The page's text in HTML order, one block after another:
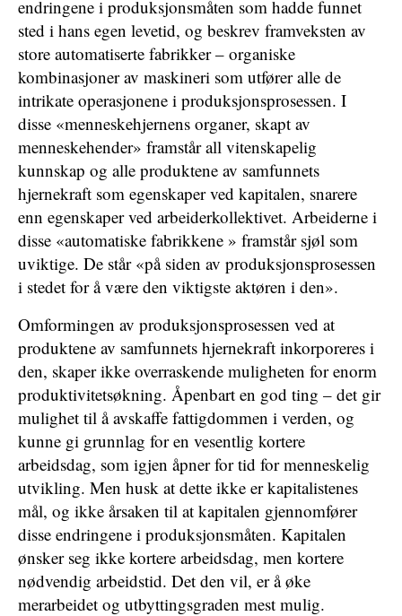
endringene i produksjonsmåten som hadde funnet
sted i hans egen levetid, og beskrev framveksten av
store automatiserte fabrikker – organiske
kombinasjoner av maskineri som utfører alle de
intrikate operasjonene i produksjonsprosessen. I
disse «menneskehjernens organer, skapt av
menneskehender» framstår all vitenskapelig
kunnskap og alle produktene av samfunnets
hjernekraft som egenskaper ved kapitalen, snarere
enn egenskaper ved arbeiderkollektivet. Arbeiderne i
disse «automatiske fabrikkene » framstår sjøl som
uviktige. De står «på siden av produksjonsprosessen
i stedet for å være den viktigste aktøren i den».
Omformingen av produksjonsprosessen ved at
produktene av samfunnets hjernekraft inkorporeres i
den, skaper ikke overraskende muligheten for enorm
produktivitetsøkning. Åpenbart en god ting – det gir
mulighet til å avskaffe fattigdommen i verden, og
kunne gi grunnlag for en vesentlig kortere
arbeidsdag, som igjen åpner for tid for menneskelig
utvikling. Men husk at dette ikke er kapitalistenes
mål, og ikke årsaken til at kapitalen gjennomfører
disse endringene i produksjonsmåten. Kapitalen
ønsker seg ikke kortere arbeidsdag, men kortere
nødvendig arbeidstid. Det den vil, er å øke
merarbeidet og utbyttingsgraden mest mulig.